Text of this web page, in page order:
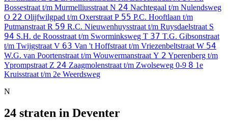
Bossestraat t/m Murmelliusstraat N 24 Nachtegaal t/m Nulendsweg
O 22 Olijfwilgpad t/m Oxerstraat P 55 P.C. Hooftlaan t/m
Putmanstraat R 59 R.C. Nieuwenhuysstraat t/m Ruysdaelstraat S
94 S.H. de Roosstraat t/m Sworminksweg T 37 T.G. Gibsonstraat
t/m Twijgstraat V 63 Van 't Hoffstraat t/m Vriezenbeltstraat W 54
W.G. van Poortenstraat t/m Wouwermanstraat Y 2 Yperenberg t/m
Yprompstraat Z 24 Zaagmolenstraat t/m Zwolseweg 0-9 8 1e
Kruisstraat t/m 2e Weerdsweg
N
24 straten in Deventer